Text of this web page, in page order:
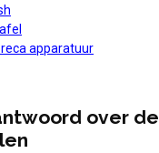
apparatuur
over de